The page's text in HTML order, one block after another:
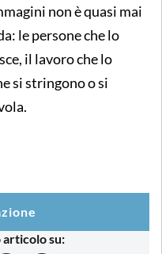
non è quasi mai
le persone che lo
il lavoro che lo
si stringono o si
su: